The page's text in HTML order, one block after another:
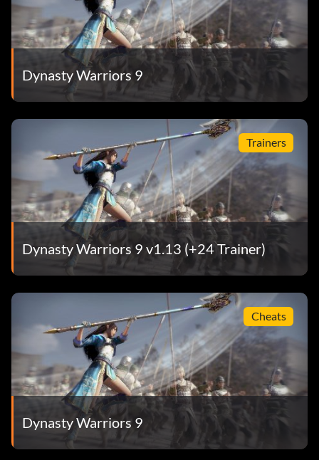
Dynasty Warriors 9
Trainers
Dynasty Warriors 9 v1.13 (+24 Trainer)
Cheats
Dynasty Warriors 9